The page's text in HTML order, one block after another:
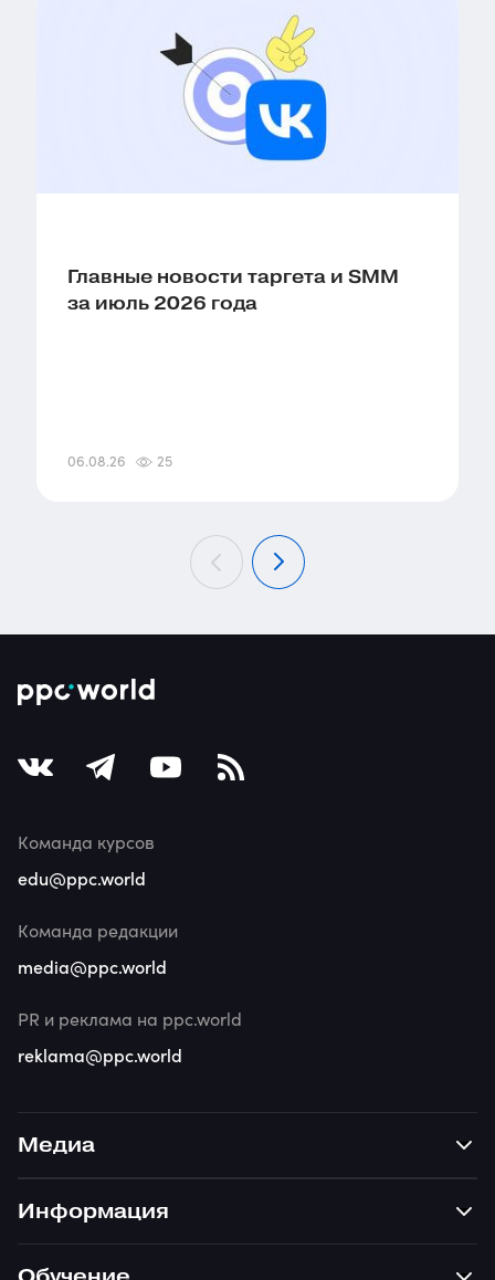
Главные новости таргета и SMM
за июль 2026 года
06.08.26 25
Медиа
Информация
Команда курсов
edu@ppc.world
Команда редакции
media@ppc.world
PR и реклама на ppc.world
reklama@ppc.world